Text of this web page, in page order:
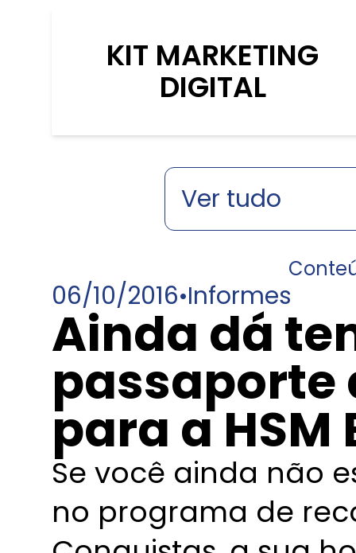
KIT MARKETING
DIGITAL
06/10/2016•Informes
Ainda dá
passaporte
para a HSM
Se você ainda não
no programa de